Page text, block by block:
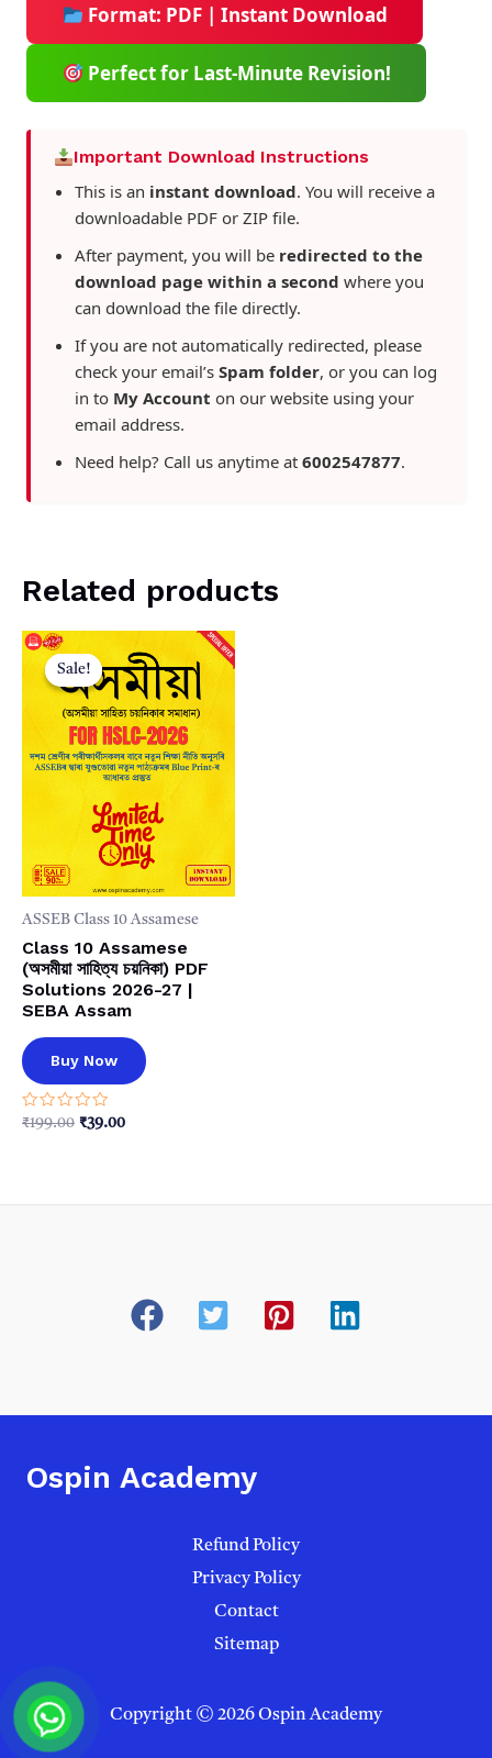
Format: PDF | Instant Download
Perfect for Last-Minute Revision!
Important Download Instructions
This is an instant download. You will receive a
downloadable PDF or ZIP file.
After payment, you will be redirected to the
download page within a second where you
can download the file directly.
If you are not automatically redirected, please
check your email’sSpam folder, or you can log
in to My Account on our website using your
email address.
Need help? Call us anytime at6002547877.
Related products
Sale!
Sale!
ASSEB Class 10 Assamese
Class 10 Assamese
(অসমীয়া সাহিত্য চয়নিকা) PDF
Solutions 2026-27 |
SEBA Assam
Buy Now
Rated
₹199.00 Original
₹39.00Current
Ospin Academy
Refund Policy
Privacy Policy
Contact
Sitemap
Copyright © 2026 Ospin Academy